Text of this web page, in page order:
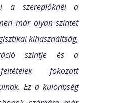
a szereplőknél a
már olyan szintet
kihasználtság,
szintje és a
fokozott
Ez a különbség